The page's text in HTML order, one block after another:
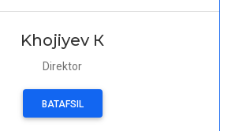
Khojiyev К
Direktor
BATAFSIL